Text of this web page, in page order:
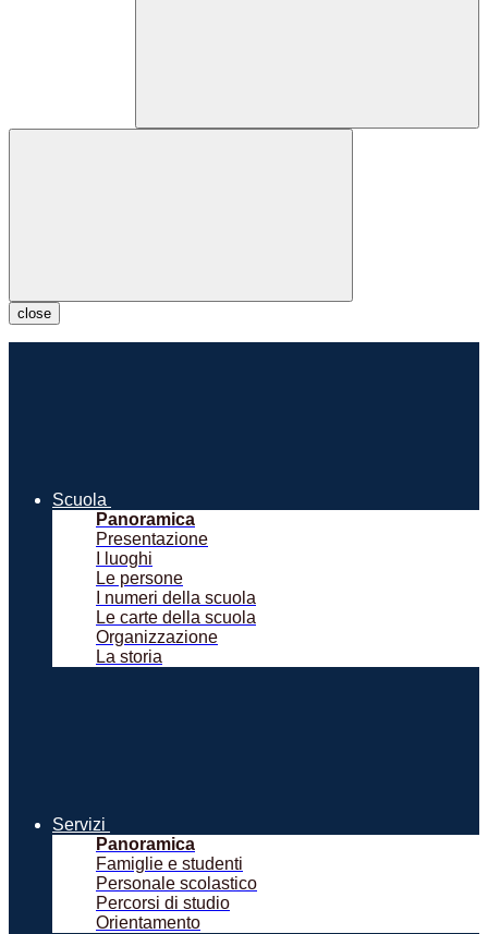
close
Scuola
Panoramica
Presentazione
I luoghi
Le persone
I numeri della scuola
Le carte della scuola
Organizzazione
La storia
Servizi
Panoramica
Famiglie e studenti
Personale scolastico
Percorsi di studio
Orientamento